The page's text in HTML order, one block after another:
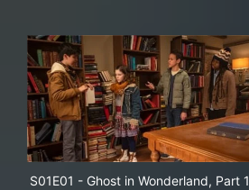
S01E01 - Ghost in Wonderland, Part 1